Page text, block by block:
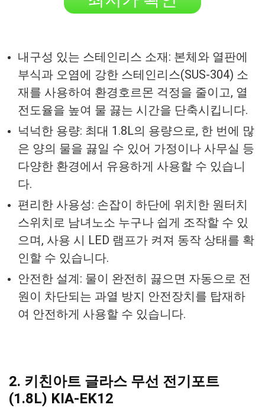
내구성 있는 스테인리스 소재: 본체와 열판에
부식과 오염에 강한 스테인리스(SUS-304) 소
재를 사용하여 환경호르몬 걱정을 줄이고, 열
전도율을 높여 물 끓는 시간을 단축시킵니다.
넉넉한 용량: 최대 1.8L의 용량으로, 한 번에 많
은 양의 물을 끓일 수 있어 가정이나 사무실 등
다양한 환경에서 유용하게 사용할 수 있습니
다.
편리한 사용성: 손잡이 하단에 위치한 원터치
스위치로 남녀노소 누구나 쉽게 조작할 수 있
으며, 사용 시 LED 램프가 켜져 동작 상태를 확
인할 수 있습니다.
안전한 설계: 물이 완전히 끓으면 자동으로 전
원이 차단되는 과열 방지 안전장치를 탑재하
여 안전하게 사용할 수 있습니다.
2. 키친아트 글라스 무선 전기포트
(1.8L) KIA-EK12